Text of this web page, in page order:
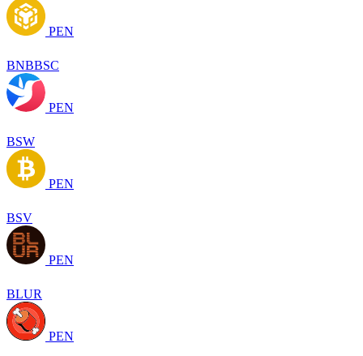
PEN
BNBBSC
PEN
BSW
PEN
BSV
PEN
BLUR
PEN